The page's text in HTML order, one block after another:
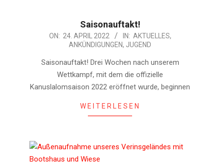
Saisonauftakt!
ON: 24. APRIL 2022 IN: AKTUELLES,
ANKÜNDIGUNGEN, JUGEND
Saisonauftakt! Drei Wochen nach unserem
Wettkampf, mit dem die offizielle
Kanuslalomsaison 2022 eröffnet wurde, beginnen
WEITERLESEN